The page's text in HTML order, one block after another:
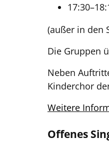
(außer in den
Die Gruppen
Neben
Kinderchor
Weitere
Offenes